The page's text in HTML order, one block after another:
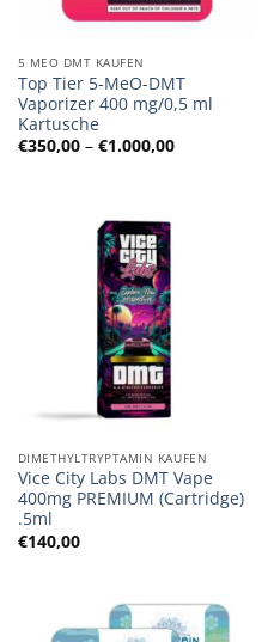
5 MEO DMT KAUFEN
Top Tier 5-MeO-DMT
Vaporizer 400 mg/0,5 ml
Kartusche
€350,00 – €1.000,00Preisspanne:
€350,00
DIMETHYLTRYPTAMIN KAUFEN
Vice City Labs DMT Vape
400mg PREMIUM (Cartridge)
.5ml
€140,00